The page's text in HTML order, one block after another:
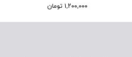
۱,۲۰۰,۰۰۰ تومان